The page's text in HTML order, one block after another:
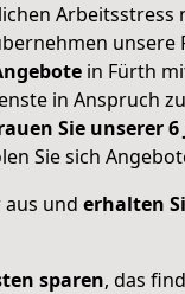
Arbeitsstress
unsere
in Fürth
in Anspruch
Sie unserer
Sie sich
aus und erhalten
sparen, das